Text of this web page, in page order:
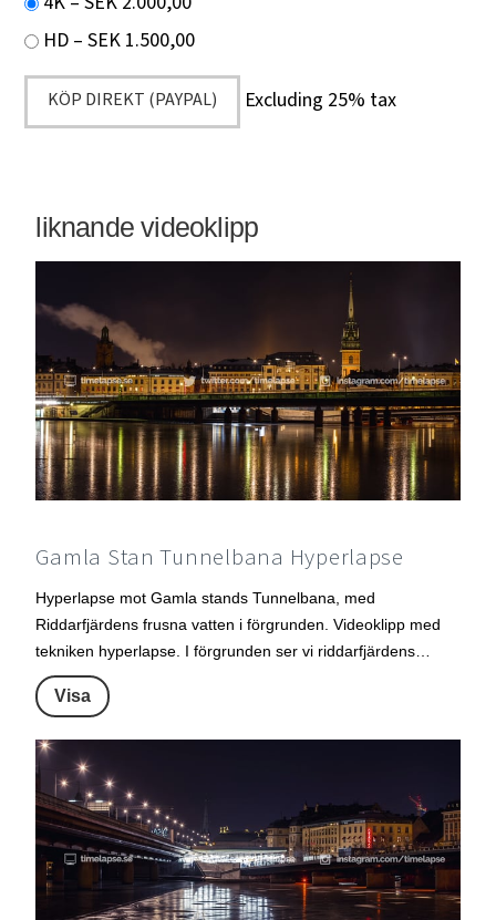
HD –SEK 1.500,00
KÖP DIREKT (PAYPAL) Excluding 25% tax
liknande videoklipp
Gamla Stan Tunnelbana Hyperlapse
Hyperlapse mot Gamla stands Tunnelbana, med
Riddarfjärdens frusna vatten i förgrunden. Videoklipp med
tekniken hyperlapse. I förgrunden ser vi riddarfjärdens…
Visa